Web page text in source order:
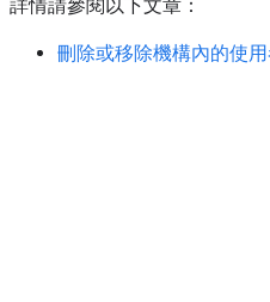
詳情請參閱以下文章：
刪除或移除機構內的使